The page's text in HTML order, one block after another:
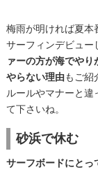
梅雨が明ければ夏本
サーフィンデビュー
ァーの方が海でや
やらない理由もご紹
ルールやマナーと
て下さいね。
砂浜で休む
サーフボードにとっ